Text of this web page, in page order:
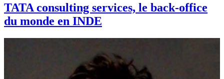
TATA consulting services, le back-office
du monde en INDE